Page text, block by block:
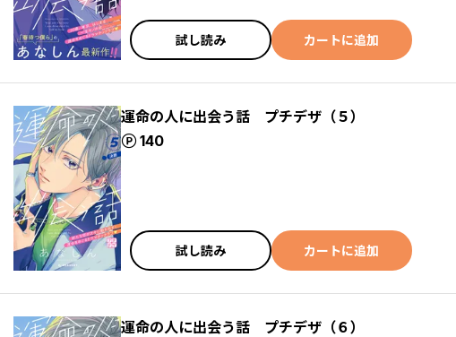
試し読み カートに追加
運命の人に出会う話 プチデザ（５）
140
ポイント
試し読み カートに追加
運命の人に出会う話 プチデザ（６）